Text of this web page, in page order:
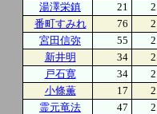
湯澤栄鎮
21
番町すみれ
76
宮田信弥
55
新井明
34
戸石寛
34
小條薫
17
霊元竜法
47